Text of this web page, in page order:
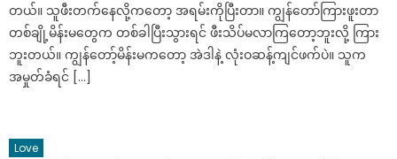
တယ်။ သူဖီးတက်နေလို့ကတော့ အရမ်းကိုပြီးတာ။ ကျွန်တော်ကြားဖူးတာ
တစ်ချို့မိန်းမတွေက တစ်ခါပြီးသွားရင် ဖီးသိပ်မလာကြတော့ဘူးလို့ ကြား
ဘူးတယ်။ ကျွန်တော့်မိန်းမကတော့ အဲဒါနဲ့ လုံးဝဆန့်ကျင်ဖက်ပဲ။ သူက
အမှုတ်ခံရင် […]
Love